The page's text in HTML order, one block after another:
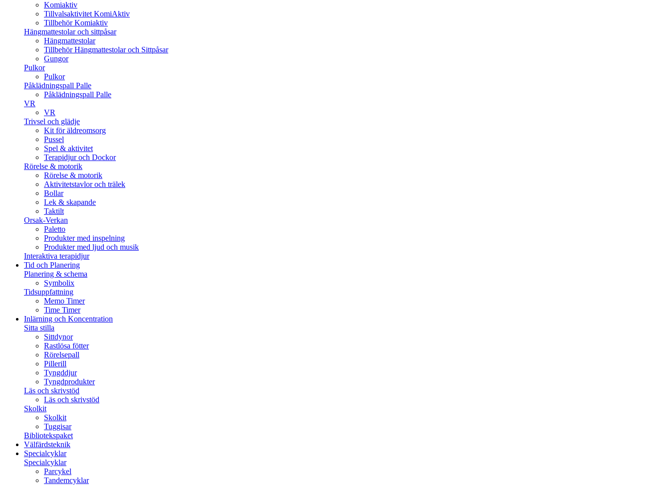
Komiaktiv
Tillvalsaktivitet KomiAktiv
Tillbehör Komiaktiv
Hängmattestolar och sittpåsar
Hängmattestolar
Tillbehör Hängmattestolar och Sittpåsar
Gungor
Pulkor
Pulkor
Påklädningspall Palle
Påklädningspall Palle
VR
VR
Trivsel och glädje
Kit för äldreomsorg
Pussel
Spel & aktivitet
Terapidjur och Dockor
Rörelse & motorik
Rörelse & motorik
Aktivitetstavlor och trälek
Bollar
Lek & skapande
Taktilt
Orsak-Verkan
Paletto
Produkter med inspelning
Produkter med ljud och musik
Interaktiva terapidjur
Tid och Planering
Planering & schema
Symbolix
Tidsuppfattning
Memo Timer
Time Timer
Inlärning och Koncentration
Sitta stilla
Sittdynor
Rastlösa fötter
Rörelsepall
Pillerill
Tyngddjur
Tyngdprodukter
Läs och skrivstöd
Läs och skrivstöd
Skolkit
Skolkit
Tuggisar
Bibliotekspaket
Välfärdsteknik
Specialcyklar
Specialcyklar
Parcykel
Tandemcyklar